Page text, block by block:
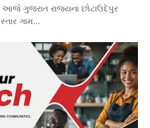
આજે ગુજરાત રાજ્યના છોટાઉદેપુર
ગામ…